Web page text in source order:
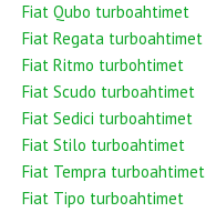
Fiat Qubo turboahtimet
Fiat Regata turboahtimet
Fiat Ritmo turbohtimet
Fiat Scudo turboahtimet
Fiat Sedici turboahtimet
Fiat Stilo turboahtimet
Fiat Tempra turboahtimet
Fiat Tipo turboahtimet